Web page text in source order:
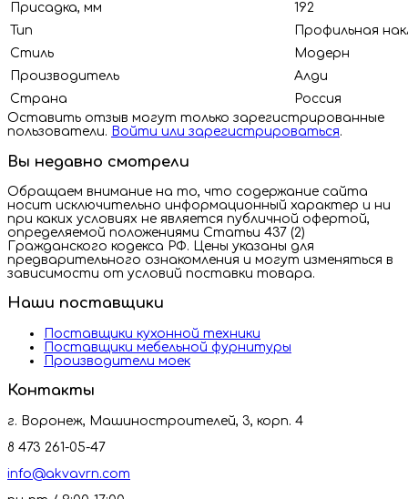
Присадка, мм
192
Тип
Профильная
Стиль
Модерн
Производитель
Алди
Страна
Россия
Оставить отзыв могут только зарегистрированные
пользователи. Войти или зарегистрироваться.
Вы недавно смотрели
Обращаем внимание на то, что содержание сайта
носит исключительно информационный характер и ни
при каких условиях не является публичной офертой,
определяемой положениями Статьи 437 (2)
Гражданского кодекса РФ. Цены указаны для
предварительного ознакомления и могут изменяться в
зависимости от условий поставки товара.
Наши поставщики
Поставщики кухонной техники
Поставщики мебельной фурнитуры
Производители моек
Контакты
г. Воронеж, Машиностроителей, 3, корп. 4
8 473 261-05-47
info@akvavrn.com